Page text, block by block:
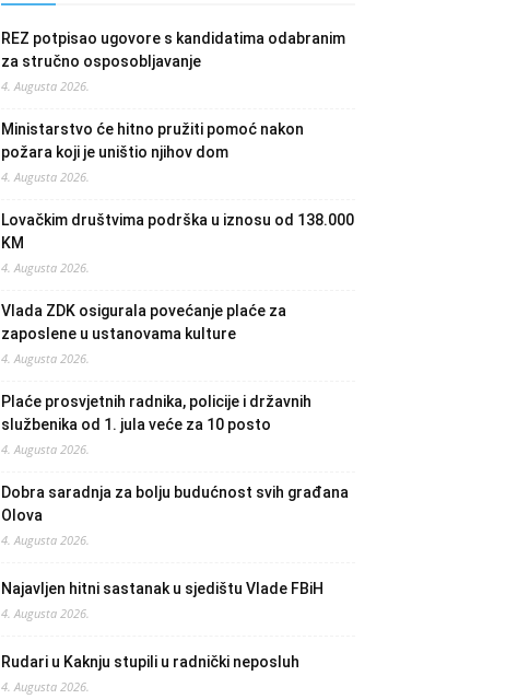
REZ potpisao ugovore s kandidatima odabranim
za stručno osposobljavanje
4. Augusta 2026.
Ministarstvo će hitno pružiti pomoć nakon
požara koji je uništio njihov dom
4. Augusta 2026.
Lovačkim društvima podrška u iznosu od 138.000
KM
4. Augusta 2026.
Vlada ZDK osigurala povećanje plaće za
zaposlene u ustanovama kulture
4. Augusta 2026.
Plaće prosvjetnih radnika, policije i državnih
službenika od 1. jula veće za 10 posto
4. Augusta 2026.
Dobra saradnja za bolju budućnost svih građana
Olova
4. Augusta 2026.
Najavljen hitni sastanak u sjedištu Vlade FBiH
4. Augusta 2026.
Rudari u Kaknju stupili u radnički neposluh
4. Augusta 2026.